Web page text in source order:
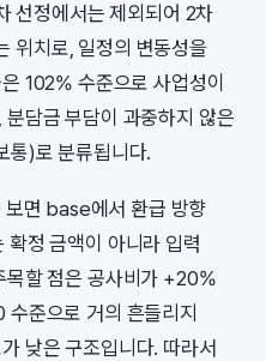
선정에서는 제외되어 2차
위치로, 일정의 변동성을
102% 수준으로 사업성이
담금 부담이 과중하지 않은
통)로 분류됩니다.
면 base에서 환급 방향
정 금액이 아니라 입력
목할 점은 공사비가 +20%
준으로 거의 흔들리지
낮은 구조입니다. 따라서